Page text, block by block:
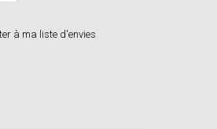
à ma liste d'envies